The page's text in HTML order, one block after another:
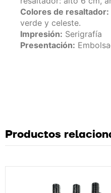
Colores de resaltador:
verde y celeste.
Impresión: Serigrafía
Presentación:
Productos